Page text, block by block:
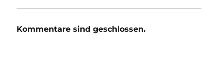
Kommentare sind geschlossen.